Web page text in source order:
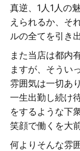
真逆、1人1人の
えられるか、そ
ルの全てを引き
また当店は都内
ますが、そうい
雰囲気は一切あ
一生出勤し続け
をするような下
笑顔で働くを大
何よりそんな雰